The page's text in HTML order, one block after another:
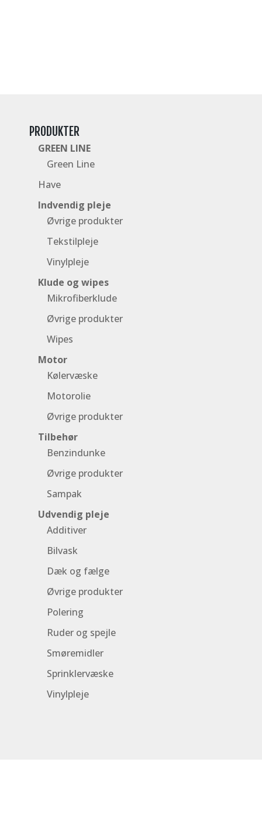
PRODUKTER
GREEN LINE
Green Line
Have
Indvendig pleje
Øvrige produkter
Tekstilpleje
Vinylpleje
Klude og wipes
Mikrofiberklude
Øvrige produkter
Wipes
Motor
Kølervæske
Motorolie
Øvrige produkter
Tilbehør
Benzindunke
Øvrige produkter
Sampak
Udvendig pleje
Additiver
Bilvask
Dæk og fælge
Øvrige produkter
Polering
Ruder og spejle
Smøremidler
Sprinklervæske
Vinylpleje